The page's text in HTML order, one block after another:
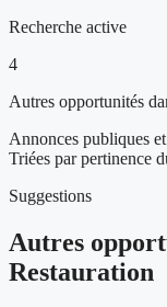
Recherche active
4
Autres opportunités
Annonces publiques
Triées par pertinence
Suggestions
Autres
Restauration